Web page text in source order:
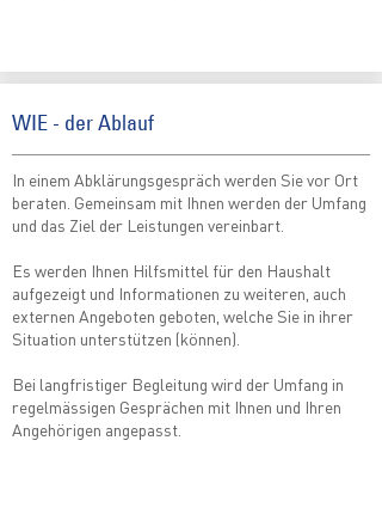
WIE - der Ablauf
In einem Abklärungsgespräch werden Sie vor Ort
beraten. Gemeinsam mit Ihnen werden der Umfang
und das Ziel der Leistungen vereinbart.
Es werden Ihnen Hilfsmittel für den Haushalt
aufgezeigt und Informationen zu weiteren, auch
externen Angeboten geboten, welche Sie in ihrer
Situation unterstützen (können).
Bei langfristiger Begleitung wird der Umfang in
regelmässigen Gesprächen mit Ihnen und Ihren
Angehörigen angepasst.